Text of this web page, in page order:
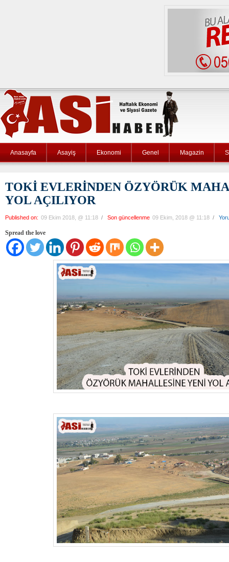
Anasayfa Asayiş Ekonomi Genel Magazin
TOKİ EVLERİNDEN ÖZYÖRÜK
YOL AÇILIYOR
Published on: 09 Ekim 2018, @ 11:18 / Son güncellenme 09 Ekim, 2018 @ 11:18 /
Spread the love